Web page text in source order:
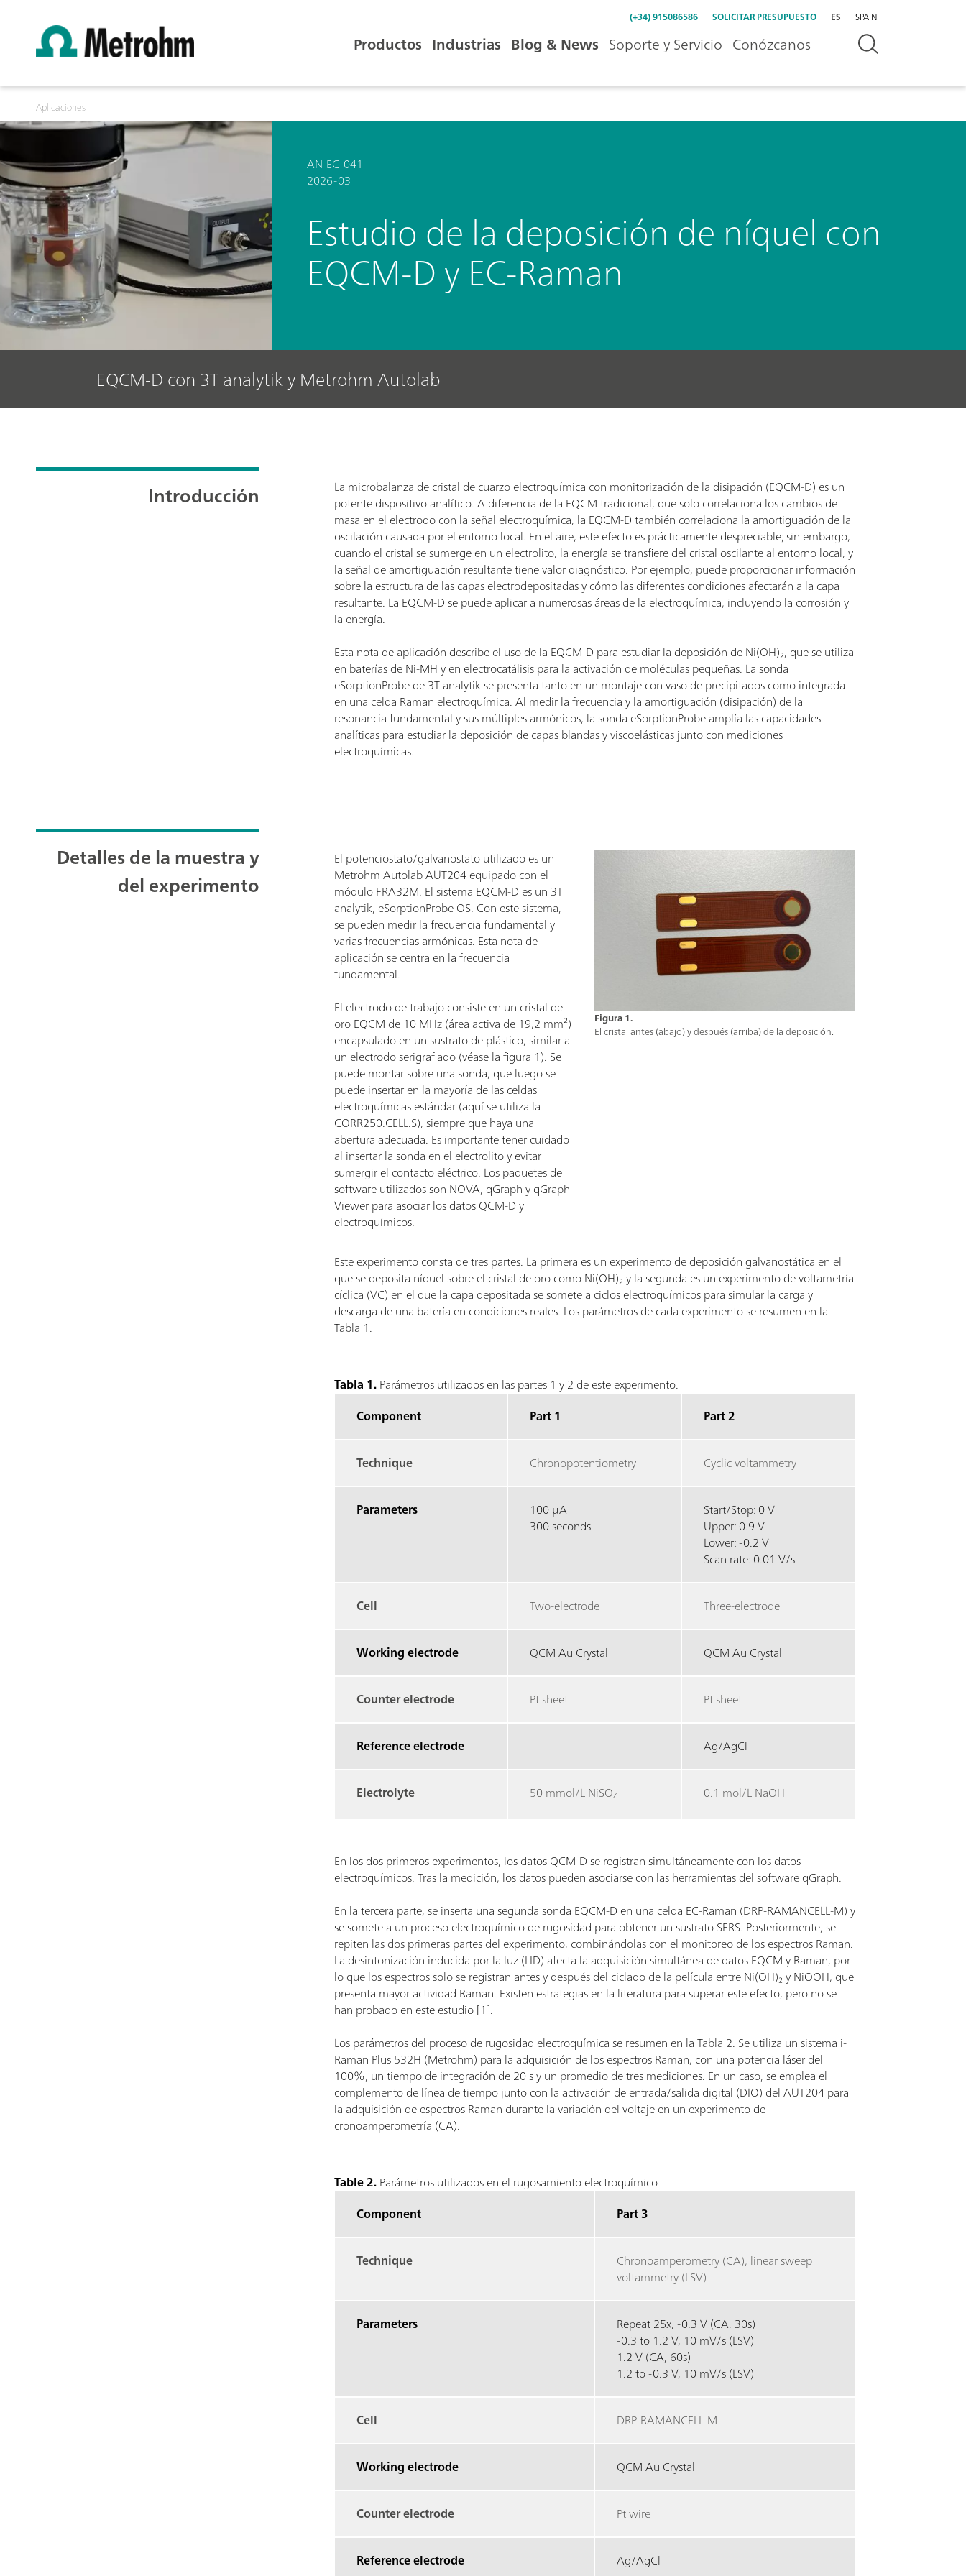
(+34) 915086586 SOLICITAR PRESUPUESTO ES SPAIN
Productos Industrias Blog & News Soporte y Servicio Conózcanos
Aplicaciones
AN-EC-041
2026-03
Estudio de la deposición de níquel con
EQCM-D y EC-Raman
EQCM-D con 3T analytik y Metrohm Autolab
Introducción
La microbalanza de cristal de cuarzo electroquímica con monitorización de la disipación (EQCM-D) es un
potente dispositivo analítico. A diferencia de la EQCM tradicional, que solo correlaciona los cambios de
masa en el electrodo con la señal electroquímica, la EQCM-D también correlaciona la amortiguación de la
oscilación causada por el entorno local. En el aire, este efecto es prácticamente despreciable; sin embargo,
cuando el cristal se sumerge en un electrolito, la energía se transfiere del cristal oscilante al entorno local, y
la señal de amortiguación resultante tiene valor diagnóstico. Por ejemplo, puede proporcionar información
sobre la estructura de las capas electrodepositadas y cómo las diferentes condiciones afectarán a la capa
resultante. La EQCM-D se puede aplicar a numerosas áreas de la electroquímica, incluyendo la corrosión y
la energía.
Esta nota de aplicación describe el uso de la EQCM-D para estudiar la deposición de Ni(OH)₂, que se utiliza
en baterías de Ni-MH y en electrocatálisis para la activación de moléculas pequeñas. La sonda
eSorptionProbe de 3T analytik se presenta tanto en un montaje con vaso de precipitados como integrada
en una celda Raman electroquímica. Al medir la frecuencia y la amortiguación (disipación) de la
resonancia fundamental y sus múltiples armónicos, la sonda eSorptionProbe amplía las capacidades
analíticas para estudiar la deposición de capas blandas y viscoelásticas junto con mediciones
electroquímicas.
Detalles de la muestra y
del experimento
Figura 1.
El cristal antes (abajo) y después (arriba) de la deposición.
El potenciostato/galvanostato utilizado es un
Metrohm Autolab AUT204 equipado con el
módulo FRA32M. El sistema EQCM-D es un 3T
analytik, eSorptionProbe OS. Con este sistema,
se pueden medir la frecuencia fundamental y
varias frecuencias armónicas. Esta nota de
aplicación se centra en la frecuencia
fundamental.
El electrodo de trabajo consiste en un cristal de
oro EQCM de 10 MHz (área activa de 19,2 mm²)
encapsulado en un sustrato de plástico, similar a
un electrodo serigrafiado (véase la figura 1). Se
puede montar sobre una sonda, que luego se
puede insertar en la mayoría de las celdas
electroquímicas estándar (aquí se utiliza la
CORR250.CELL.S), siempre que haya una
abertura adecuada. Es importante tener cuidado
al insertar la sonda en el electrolito y evitar
sumergir el contacto eléctrico. Los paquetes de
software utilizados son NOVA, qGraph y qGraph
Viewer para asociar los datos QCM-D y
electroquímicos.
Este experimento consta de tres partes. La primera es un experimento de deposición galvanostática en el
que se deposita níquel sobre el cristal de oro como Ni(OH)₂ y la segunda es un experimento de voltametría
cíclica (VC) en el que la capa depositada se somete a ciclos electroquímicos para simular la carga y
descarga de una batería en condiciones reales. Los parámetros de cada experimento se resumen en la
Tabla 1.
Tabla 1.Parámetros utilizados en las partes 1 y 2 de este experimento.
Component
Part 1 Part 2
Technique Chronopotentiometry Cyclic voltammetry
Parameters
100 μA
300 seconds
Start/Stop: 0 V
Upper: 0.9 V
Lower: -0.2 V
Scan rate: 0.01 V/s
Cell Two-electrode Three-electrode
Working electrode QCM Au Crystal QCM Au Crystal
Counter electrode Pt sheet Pt sheet
Reference electrode - Ag/AgCl
Electrolyte 50 mmol/L NiSO4 0.1 mol/L NaOH
En los dos primeros experimentos, los datos QCM-D se registran simultáneamente con los datos
electroquímicos. Tras la medición, los datos pueden asociarse con las herramientas del software qGraph.
En la tercera parte, se inserta una segunda sonda EQCM-D en una celda EC-Raman (DRP-RAMANCELL-M) y
se somete a un proceso electroquímico de rugosidad para obtener un sustrato SERS. Posteriormente, se
repiten las dos primeras partes del experimento, combinándolas con el monitoreo de los espectros Raman.
La desintonización inducida por la luz (LID) afecta la adquisición simultánea de datos EQCM y Raman, por
lo que los espectros solo se registran antes y después del ciclado de la película entre Ni(OH)₂ y NiOOH, que
presenta mayor actividad Raman. Existen estrategias en la literatura para superar este efecto, pero no se
han probado en este estudio [1].
Los parámetros del proceso de rugosidad electroquímica se resumen en la Tabla 2. Se utiliza un sistema i-
Raman Plus 532H (Metrohm) para la adquisición de los espectros Raman, con una potencia láser del
100%, un tiempo de integración de 20 s y un promedio de tres mediciones. En un caso, se emplea el
complemento de línea de tiempo junto con la activación de entrada/salida digital (DIO) del AUT204 para
la adquisición de espectros Raman durante la variación del voltaje en un experimento de
cronoamperometría (CA).
Table 2.Parámetros utilizados en el rugosamiento electroquímico
Component
Part 3
Technique
Chronoamperometry (CA), linear sweep
voltammetry (LSV)
Parameters
Repeat 25x, -0.3 V (CA, 30s)
-0.3 to 1.2 V, 10 mV/s (LSV)
1.2 V (CA, 60s)
1.2 to -0.3 V, 10 mV/s (LSV)
Cell DRP-RAMANCELL-M
Working electrode QCM Au Crystal
Counter electrode Pt wire
Reference electrode Ag/AgCl